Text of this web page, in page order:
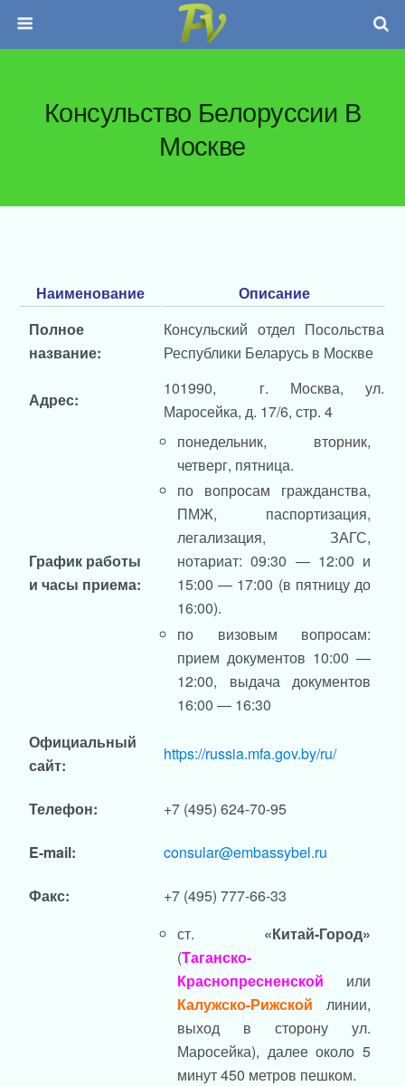
Консульство Белоруссии В
Москве
Наименование
Описание
Полное
название:
Консульский отдел Посольства
Республики Беларусь в Москве
Адрес:
101990, г. Москва, ул.
Маросейка, д. 17/6, стр. 4
График работы
и часы приема:
понедельник, вторник,
четверг, пятница.
по вопросам гражданства,
ПМЖ, паспортизация,
легализация, ЗАГС,
нотариат: 09:30 — 12:00 и
15:00 — 17:00 (в пятницу до
16:00).
по визовым вопросам:
прием документов 10:00 —
12:00, выдача документов
16:00 — 16:30
Официальный
сайт:
https://russia.mfa.gov.by/ru/
Телефон: +7 (495) 624-70-95
E-mail: consular@embassybel.ru
Факс: +7 (495) 777-66-33
ст. «Китай-Город»
(Таганско-
Краснопресненской
или
Калужско-Рижской
линии,
выход в сторону ул.
Маросейка), далее около 5
минут 450 метров пешком.